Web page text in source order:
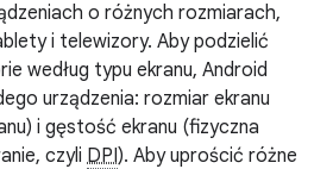
o różnych rozmiarach,
i telewizory. Aby podzielić
według typu ekranu, Android
urządzenia: rozmiar ekranu
i gęstość ekranu (fizyczna
czyli DPI). Aby uprościć różne